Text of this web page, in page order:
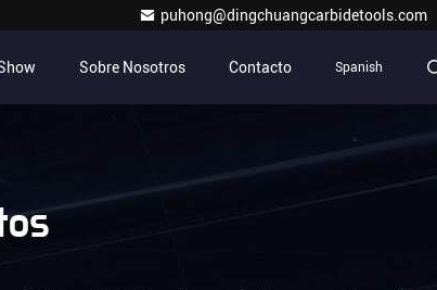
puhong@dingchuangcarbidetools.com
Sobre Nosotros Contacto Spanish